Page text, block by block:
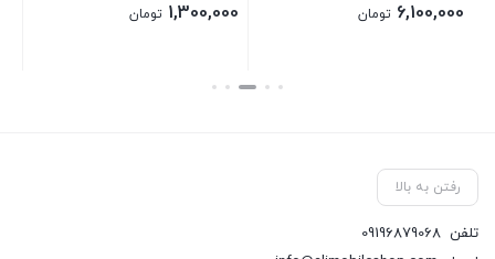
6,100,000 تومان 1,300,000 تومان
بستن
رفتن به بالا
تلفن 09196879068